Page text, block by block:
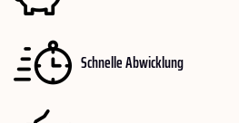
Schnelle Abwicklung